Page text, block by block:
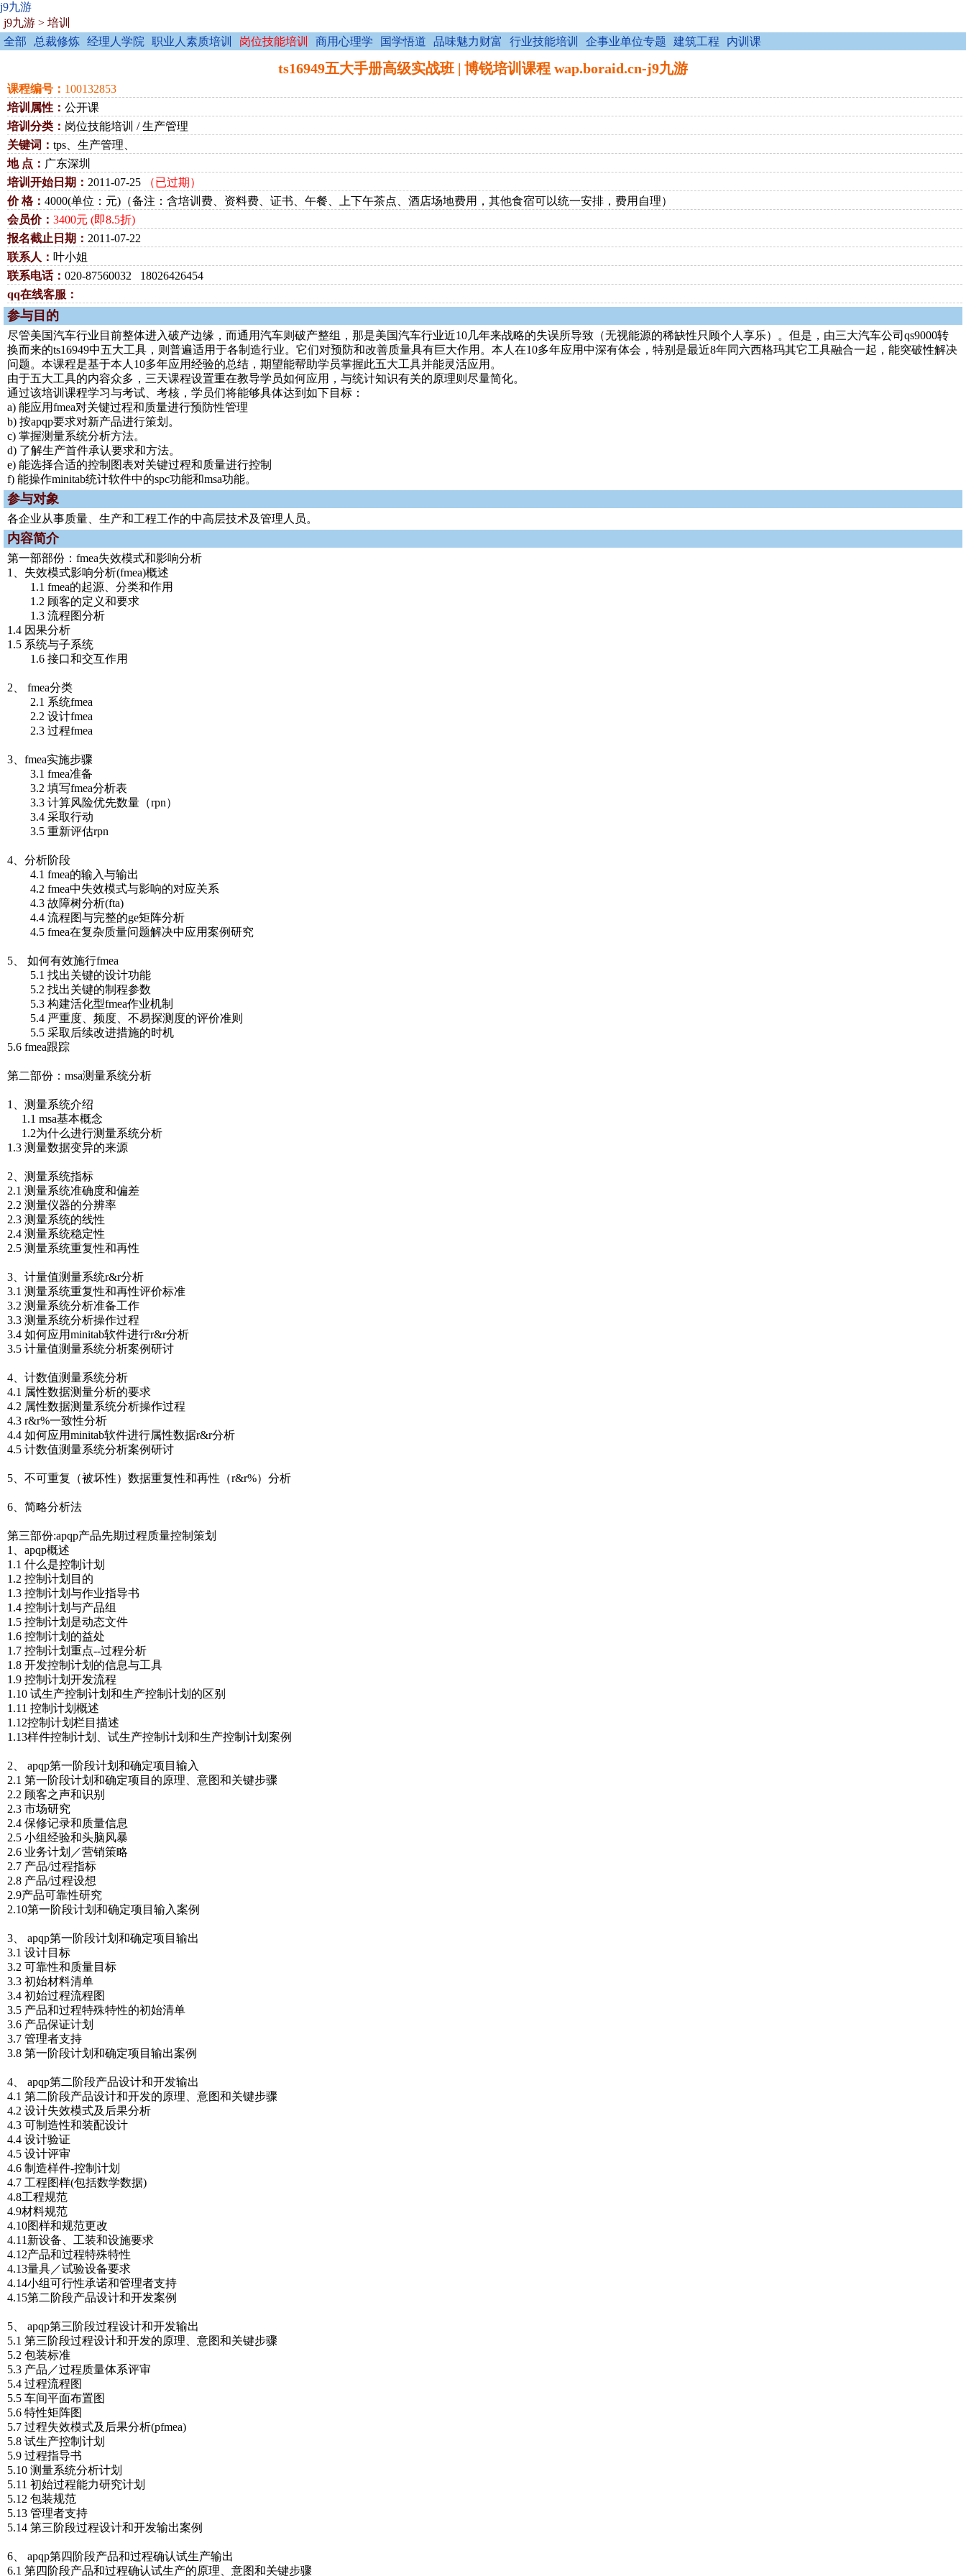
j9九游
j9九游 > 培训
全部
总裁修炼 经理人学院 职业人素质培训 岗位技能培训 商用心理学 国学悟道 品味魅力财富 行业技能培训 企事业单位专题 建筑工程 内训课
ts16949五大手册高级实战班 | 博锐培训课程 wap.boraid.cn-j9九游
课程编号： 100132853
培训属性： 公开课
培训分类： 岗位技能培训 / 生产管理
关键词： tps、生产管理、
地 点： 广东深圳
培训开始日期： 2011-07-25
（已过期）
价 格： 4000(单位：元)（备注：含培训费、资料费、证书、午餐、上下午茶点、酒店场地费用，其他食宿可以统一安排，费用自理）
会员价： 3400元 (即8.5折)
报名截止日期： 2011-07-22
联系人： 叶小姐
联系电话： 020-87560032 18026426454
qq在线客服：
参与目的
尽管美国汽车行业目前整体进入破产边缘，而通用汽车则破产整组，那是美国汽车行业近10几年来战略的失误所导致（无视能源的稀缺性只顾个人享乐）。但是，由三大汽车公司qs9000转
换而来的ts16949中五大工具，则普遍适用于各制造行业。它们对预防和改善质量具有巨大作用。本人在10多年应用中深有体会，特别是最近8年同六西格玛其它工具融合一起，能突破性解决
问题。本课程是基于本人10多年应用经验的总结，期望能帮助学员掌握此五大工具并能灵活应用。
由于五大工具的内容众多，三天课程设置重在教导学员如何应用，与统计知识有关的原理则尽量简化。
通过该培训课程学习与考试、考核，学员们将能够具体达到如下目标：
a) 能应用fmea对关键过程和质量进行预防性管理
b) 按apqp要求对新产品进行策划。
c) 掌握测量系统分析方法。
d) 了解生产首件承认要求和方法。
e) 能选择合适的控制图表对关键过程和质量进行控制
f) 能操作minitab统计软件中的spc功能和msa功能。
参与对象
各企业从事质量、生产和工程工作的中高层技术及管理人员。
内容简介
第一部部份：fmea失效模式和影响分析
1、失效模式影响分析(fmea)概述
1.1 fmea的起源、分类和作用
1.2 顾客的定义和要求
1.3 流程图分析
1.4 因果分析
1.5 系统与子系统
1.6 接口和交互作用
2、 fmea分类
2.1 系统fmea
2.2 设计fmea
2.3 过程fmea
3、fmea实施步骤
3.1 fmea准备
3.2 填写fmea分析表
3.3 计算风险优先数量（rpn）
3.4 采取行动
3.5 重新评估rpn
4、分析阶段
4.1 fmea的输入与输出
4.2 fmea中失效模式与影响的对应关系
4.3 故障树分析(fta)
4.4 流程图与完整的ge矩阵分析
4.5 fmea在复杂质量问题解决中应用案例研究
5、 如何有效施行fmea
5.1 找出关键的设计功能
5.2 找出关键的制程参数
5.3 构建活化型fmea作业机制
5.4 严重度、频度、不易探测度的评价准则
5.5 采取后续改进措施的时机
5.6 fmea跟踪
第二部份：msa测量系统分析
1、测量系统介绍
1.1 msa基本概念
1.2为什么进行测量系统分析
1.3 测量数据变异的来源
2、测量系统指标
2.1 测量系统准确度和偏差
2.2 测量仪器的分辨率
2.3 测量系统的线性
2.4 测量系统稳定性
2.5 测量系统重复性和再性
3、计量值测量系统r&r分析
3.1 测量系统重复性和再性评价标准
3.2 测量系统分析准备工作
3.3 测量系统分析操作过程
3.4 如何应用minitab软件进行r&r分析
3.5 计量值测量系统分析案例研讨
4、计数值测量系统分析
4.1 属性数据测量分析的要求
4.2 属性数据测量系统分析操作过程
4.3 r&r%一致性分析
4.4 如何应用minitab软件进行属性数据r&r分析
4.5 计数值测量系统分析案例研讨
5、不可重复（被坏性）数据重复性和再性（r&r%）分析
6、简略分析法
第三部份:apqp产品先期过程质量控制策划
1、apqp概述
1.1 什么是控制计划
1.2 控制计划目的
1.3 控制计划与作业指导书
1.4 控制计划与产品组
1.5 控制计划是动态文件
1.6 控制计划的益处
1.7 控制计划重点--过程分析
1.8 开发控制计划的信息与工具
1.9 控制计划开发流程
1.10 试生产控制计划和生产控制计划的区别
1.11 控制计划概述
1.12控制计划栏目描述
1.13样件控制计划、试生产控制计划和生产控制计划案例
2、 apqp第一阶段计划和确定项目输入
2.1 第一阶段计划和确定项目的原理、意图和关键步骤
2.2 顾客之声和识别
2.3 市场研究
2.4 保修记录和质量信息
2.5 小组经验和头脑风暴
2.6 业务计划／营销策略
2.7 产品/过程指标
2.8 产品/过程设想
2.9产品可靠性研究
2.10第一阶段计划和确定项目输入案例
3、 apqp第一阶段计划和确定项目输出
3.1 设计目标
3.2 可靠性和质量目标
3.3 初始材料清单
3.4 初始过程流程图
3.5 产品和过程特殊特性的初始清单
3.6 产品保证计划
3.7 管理者支持
3.8 第一阶段计划和确定项目输出案例
4、 apqp第二阶段产品设计和开发输出
4.1 第二阶段产品设计和开发的原理、意图和关键步骤
4.2 设计失效模式及后果分析
4.3 可制造性和装配设计
4.4 设计验证
4.5 设计评审
4.6 制造样件-控制计划
4.7 工程图样(包括数学数据)
4.8工程规范
4.9材料规范
4.10图样和规范更改
4.11新设备、工装和设施要求
4.12产品和过程特殊特性
4.13量具／试验设备要求
4.14小组可行性承诺和管理者支持
4.15第二阶段产品设计和开发案例
5、 apqp第三阶段过程设计和开发输出
5.1 第三阶段过程设计和开发的原理、意图和关键步骤
5.2 包装标准
5.3 产品／过程质量体系评审
5.4 过程流程图
5.5 车间平面布置图
5.6 特性矩阵图
5.7 过程失效模式及后果分析(pfmea)
5.8 试生产控制计划
5.9 过程指导书
5.10 测量系统分析计划
5.11 初始过程能力研究计划
5.12 包装规范
5.13 管理者支持
5.14 第三阶段过程设计和开发输出案例
6、 apqp第四阶段产品和过程确认试生产输出
6.1 第四阶段产品和过程确认试生产的原理、意图和关键步骤